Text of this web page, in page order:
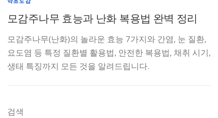
모감주나무 효능과 난화 복용법 완벽 정리
모감주나무(난화)의 놀라운 효능 7가지와 간염, 눈 질환,
요도염 등 특정 질환별 활용법, 안전한 복용법, 채취 시기,
생태 특징까지 모든 것을 알려드립니다.
검색